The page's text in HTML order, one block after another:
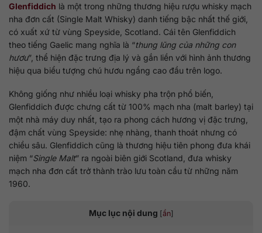
Glenfiddich là một trong những thương hiệu rượu whisky mạch
nha đơn cất (Single Malt Whisky) danh tiếng bậc nhất thế giới,
có xuất xứ từ vùng Speyside, Scotland. Cái tên Glenfiddich
theo tiếng Gaelic mang nghĩa là “thung lũng của những con
hươu”, thể hiện đặc trưng địa lý và gắn liền với hình ảnh thương
hiệu qua biểu tượng chú hươu ngẩng cao đầu trên logo.
Không giống như nhiều loại whisky pha trộn phổ biến,
Glenfiddich được chưng cất từ 100% mạch nha (malt barley) tại
một nhà máy duy nhất, tạo ra phong cách hương vị đặc trưng,
đậm chất vùng Speyside: nhẹ nhàng, thanh thoát nhưng có
chiều sâu. Glenfiddich cũng là thương hiệu tiên phong đưa khái
niệm “Single Malt” ra ngoài biên giới Scotland, đưa whisky
mạch nha đơn cất trở thành trào lưu toàn cầu từ những năm
1960.
Mục lục nội dung [ẩn]